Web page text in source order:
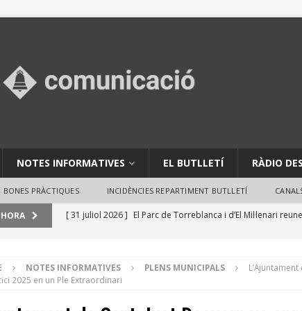
NOTES INFORMATIVES EL BUTLLETÍ RÀDIO
BONES PRÀCTIQUES INCIDÈNCIES REPARTIMENT BUTLLETÍ
[ 31 juliol 2026 ] El Parc de Torreblanca i d’El Mil·lenari
[ 29 juliol 2026 ]
Consells per evitar robatoris durant les
INFORMATIVES
NOTES INFORMATIVES PLENS MUNICIPALS
2025 en un Ple Extraordinari